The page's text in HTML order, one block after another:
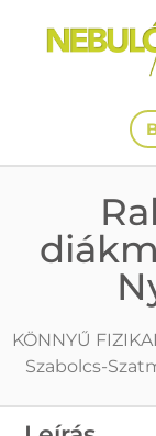
KÖNNYŰ
Szabolcs-